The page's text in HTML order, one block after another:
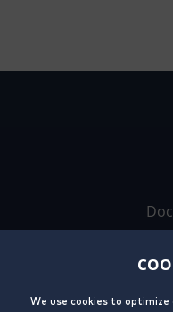
We use cookies to optimize